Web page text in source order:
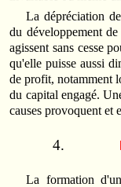
La dépréciation
du développement
agissent sans cesse
qu'elle puisse aussi
de profit, notamment
du capital engagé.
causes provoquent et
La formation